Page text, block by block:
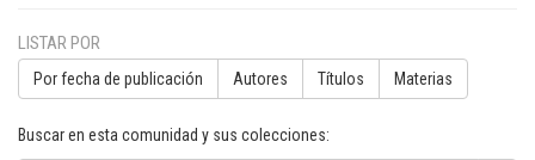
LISTAR POR
Por fecha de publicación Autores Títulos Materias
Buscar en esta comunidad y sus colecciones: